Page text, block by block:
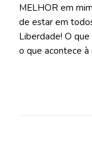
MELHOR em
de estar em
Liberdade! O
o que acontece à